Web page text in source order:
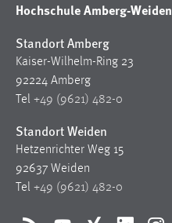
Hochschule Amberg-Weiden
Standort Amberg
Kaiser-Wilhelm-Ring 23
92224 Amberg
Tel +49 (9621) 482-0
Standort Weiden
Hetzenrichter Weg 15
92637 Weiden
Tel +49 (9621) 482-0